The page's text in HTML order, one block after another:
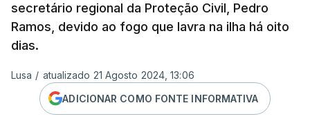
secretário regional da Proteção Civil, Pedro
Ramos, devido ao fogo que lavra na ilha há oito
dias.
Lusa / atualizado 21 Agosto 2024, 13:06
ADICIONAR COMO FONTE INFORMATIVA